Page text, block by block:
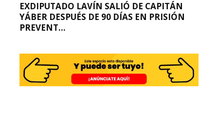
EXDIPUTADO LAVÍN SALIÓ DE CAPITÁN
YÁBER DESPUÉS DE 90 DÍAS EN PRISIÓN
PREVENT...